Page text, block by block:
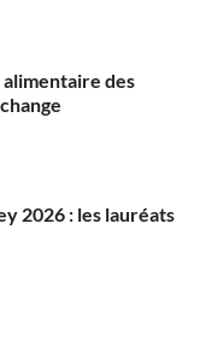
des
2026 : les lauréats